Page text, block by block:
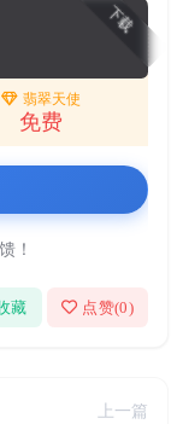
下载
翡翠天使
免费
！
藏 点赞(0)
上一篇